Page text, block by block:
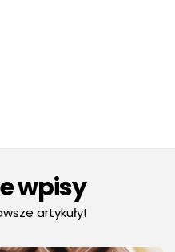
wpisy
artykuły!